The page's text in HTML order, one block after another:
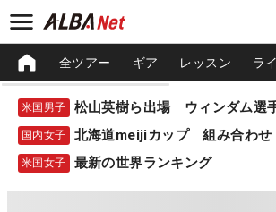
全ツアー ギア レッスン ラ
米国男子 松山英樹ら出場 ウィンダム選
国内女子 北海道meijiカップ 組み合わせ
米国女子 最新の世界ランキング